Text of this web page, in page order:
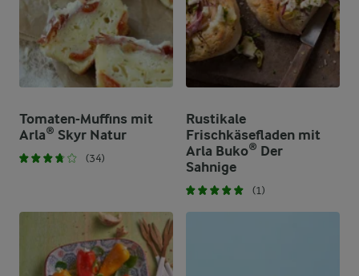
Tomaten-Muffins mit
Arla® Skyr Natur
(34)
Rustikale
Frischkäsefladen mit
Arla Buko® Der
Sahnige
(1)